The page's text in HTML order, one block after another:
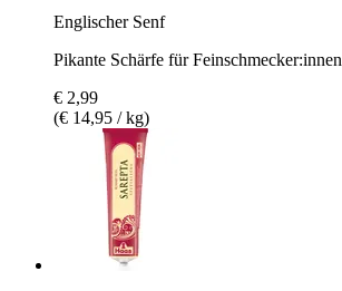
Englischer Senf
Pikante Schärfe für Feinschmecker:innen
€ 2,99
(€ 14,95 / kg)